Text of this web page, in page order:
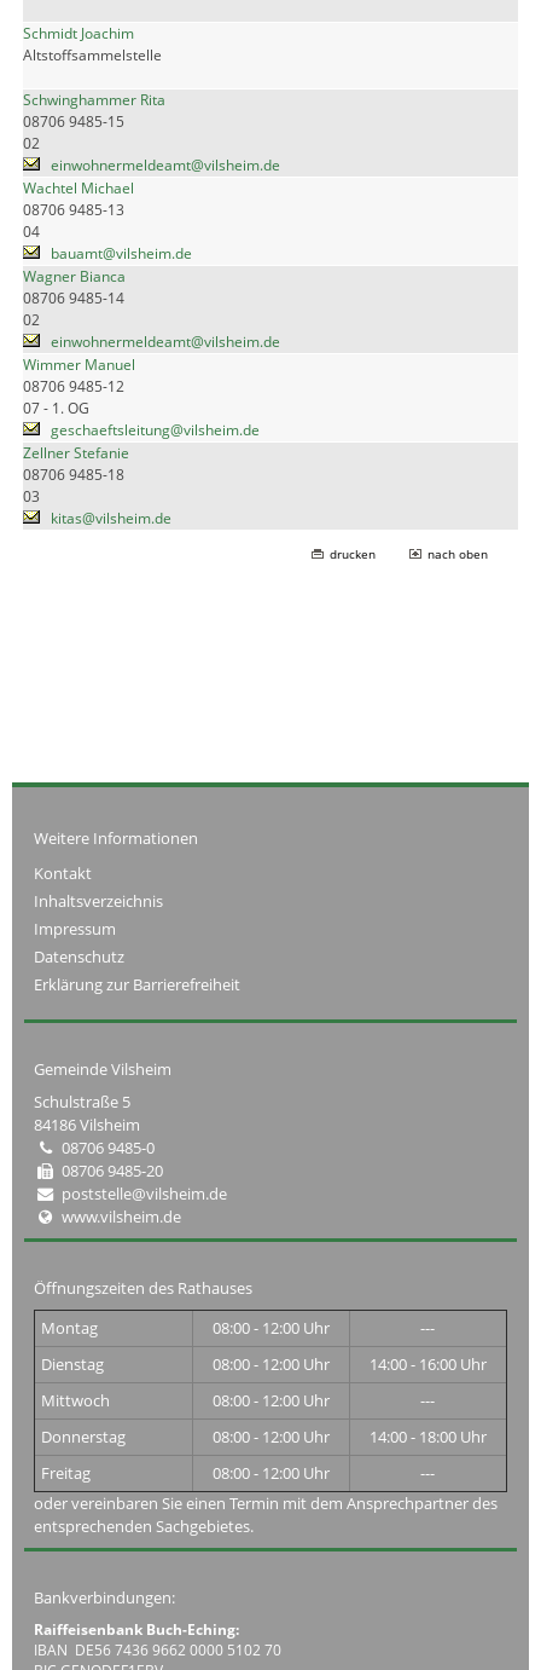
Schmidt Joachim
Altstoffsammelstelle
Schwinghammer Rita
08706 9485-15
02
einwohnermeldeamt@vilsheim.de
Wachtel Michael
08706 9485-13
04
bauamt@vilsheim.de
Wagner Bianca
08706 9485-14
02
einwohnermeldeamt@vilsheim.de
Wimmer Manuel
08706 9485-12
07 - 1. OG
geschaeftsleitung@vilsheim.de
Zellner Stefanie
08706 9485-18
03
kitas@vilsheim.de
drucken nach oben
Weitere Informationen
Kontakt
Inhaltsverzeichnis
Impressum
Datenschutz
Erklärung zur Barrierefreiheit
Gemeinde Vilsheim
Schulstraße 5
84186 Vilsheim
08706 9485-0
08706 9485-20
poststelle@vilsheim.de
www.vilsheim.de
Öffnungszeiten des Rathauses
Montag
08:00 - 12:00 Uhr
---
Dienstag
08:00 - 12:00 Uhr
14:00 - 16:00 Uhr
Mittwoch
08:00 - 12:00 Uhr
---
Donnerstag
08:00 - 12:00 Uhr
14:00 - 18:00 Uhr
Freitag
08:00 - 12:00 Uhr
---
oder vereinbaren Sie einen Termin mit dem Ansprechpartner des
entsprechenden Sachgebietes.
Bankverbindungen:
Raiffeisenbank Buch-Eching:
IBAN DE56 7436 9662 0000 5102 70